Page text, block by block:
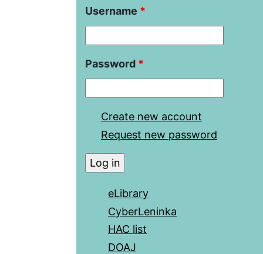
Username *
Password *
Create new account
Request new password
eLibrary
CyberLeninka
HAC list
DOAJ